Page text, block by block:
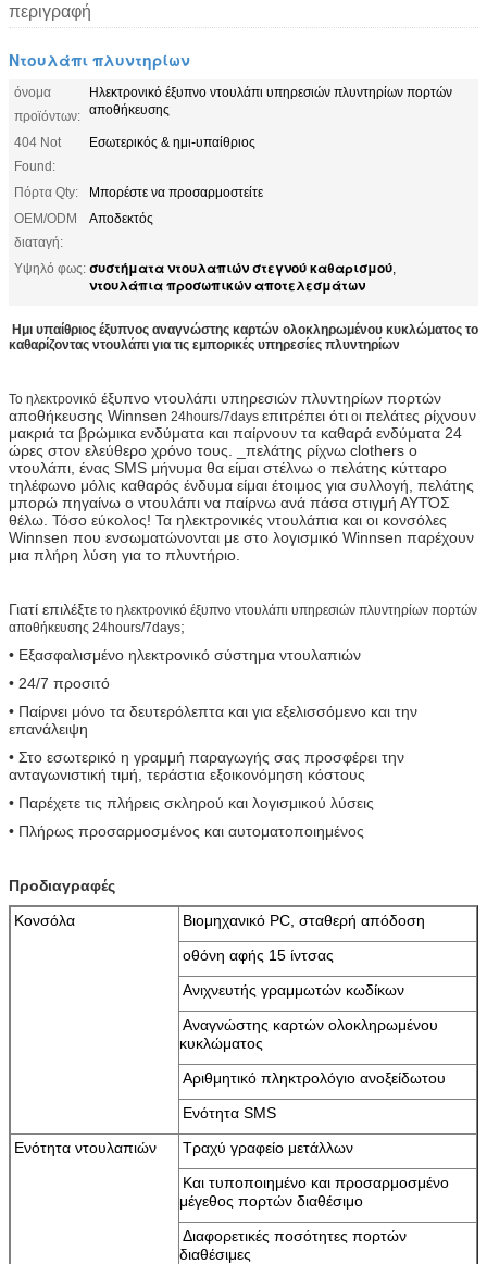
Αφήστε ένα μήνυμα
υποβολή
περιγραφή
Ντουλάπι πλυντηρίων
όνομα
προϊόντων:
Ηλεκτρονικό έξυπνο ντουλάπι υπηρεσιών πλυντηρίων πορτών
αποθήκευσης
404 Not
Found:
Εσωτερικός & ημι-υπαίθριος
Πόρτα Qty:
Μπορέστε να προσαρμοστείτε
OEM/ODM
διαταγή:
Αποδεκτός
Υψηλό φως: συστήματα ντουλαπιών στεγνού καθαρισμού,
ντουλάπια προσωπικών αποτελεσμάτων
Ημι υπαίθριος έξυπνος αναγνώστης καρτών ολοκληρωμένου κυκλώματος το
καθαρίζοντας ντουλάπι για τις εμπορικές υπηρεσίες πλυντηρίων
Το ηλεκτρονικό έξυπνο ντουλάπι υπηρεσιών πλυντηρίων πορτών
αποθήκευσης Winnsen 24hours/7days επιτρέπει ότι οι πελάτες ρίχνουν
μακριά τα βρώμικα ενδύματα και παίρνουν τα καθαρά ενδύματα 24
ώρες στον ελεύθερο χρόνο τους. _πελάτης ρίχνω clothers ο
ντουλάπι, ένας SMS μήνυμα θα είμαι στέλνω ο πελάτης κύτταρο
τηλέφωνο μόλις καθαρός ένδυμα είμαι έτοιμος για συλλογή, πελάτης
μπορώ πηγαίνω ο ντουλάπι να παίρνω ανά πάσα στιγμή ΑΥΤΌΣ
θέλω. Τόσο εύκολος! Τα ηλεκτρονικές ντουλάπια και οι κονσόλες
Winnsen που ενσωματώνονται με στο λογισμικό Winnsen παρέχουν
μια πλήρη λύση για το πλυντήριο.
Γιατί επιλέξτε το ηλεκτρονικό έξυπνο ντουλάπι υπηρεσιών πλυντηρίων πορτών
αποθήκευσης 24hours/7days;
• Εξασφαλισμένο ηλεκτρονικό σύστημα ντουλαπιών
• 24/7 προσιτό
• Παίρνει μόνο τα δευτερόλεπτα και για εξελισσόμενο και την
επανάλειψη
• Στο εσωτερικό η γραμμή παραγωγής σας προσφέρει την
ανταγωνιστική τιμή, τεράστια εξοικονόμηση κόστους
• Παρέχετε τις πλήρεις σκληρού και λογισμικού λύσεις
• Πλήρως προσαρμοσμένος και αυτοματοποιημένος
Προδιαγραφές
Κονσόλα
Βιομηχανικό PC, σταθερή απόδοση
οθόνη αφής 15 ίντσας
Ανιχνευτής γραμμωτών κωδίκων
Αναγνώστης καρτών ολοκληρωμένου
κυκλώματος
Αριθμητικό πληκτρολόγιο ανοξείδωτου
Ενότητα SMS
Ενότητα ντουλαπιών
Τραχύ γραφείο μετάλλων
Και τυποποιημένο και προσαρμοσμένο
μέγεθος πορτών διαθέσιμο
Διαφορετικές ποσότητες πορτών
διαθέσιμες